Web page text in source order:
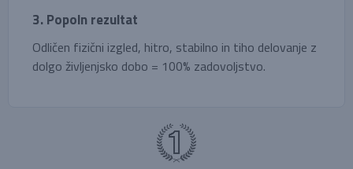
3. Popoln rezultat
Odličen fizični izgled, hitro, stabilno in tiho delovanje z
dolgo življenjsko dobo = 100% zadovoljstvo.